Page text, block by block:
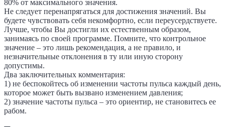
80% от максимального значения.
Не следует перенапрягаться для достижения значений. Вы
будете чувствовать себя некомфортно, если переусердствуете.
Лучше, чтобы Вы достигли их естественным образом,
занимаясь по своей программе. Помните, что контрольное
значение – это лишь рекомендация, а не правило, и
незначительные отклонения в ту или иную сторону
допустимы.
Два заключительных комментария:
1) не беспокойтесь об изменении частоты пульса каждый день,
которое может быть вызвано изменением давления;
2) значение частоты пульса – это ориентир, не становитесь ее
рабом.